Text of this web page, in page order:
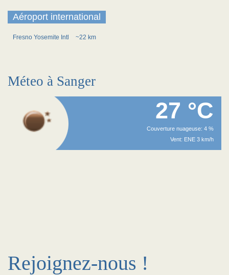
Aéroport international
Fresno Yosemite Intl ~22 km
Méteo à Sanger
27 °C
Couverture nuageuse: 4 %
Vent: ENE 3 km/h
Rejoignez-nous !